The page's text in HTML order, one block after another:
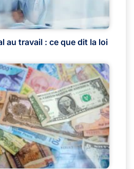
au travail : ce que dit la loi